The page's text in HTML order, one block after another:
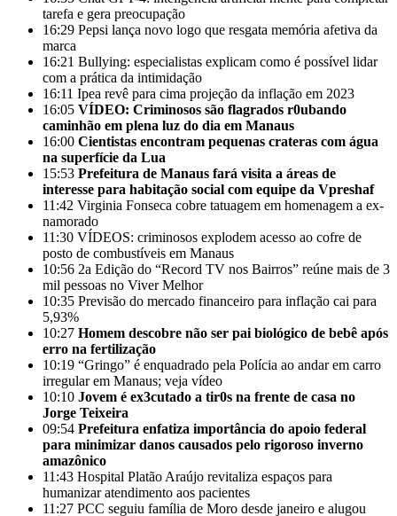
tarefa e gera preocupação
16:29 Pepsi lança novo logo que resgata memória afetiva da
marca
16:21 Bullying: especialistas explicam como é possível lidar
com a prática da intimidação
16:11 Ipea revê para cima projeção da inflação em 2023
16:05 VÍDEO: Criminosos são flagrados r0ubando
caminhão em plena luz do dia em Manaus
16:00 Cientistas encontram pequenas crateras com água
na superfície da Lua
15:53 Prefeitura de Manaus fará visita a áreas de
interesse para habitação social com equipe da Vpreshaf
11:42 Virginia Fonseca cobre tatuagem em homenagem a ex-
namorado
11:30 VÍDEOS: criminosos explodem acesso ao cofre de
posto de combustíveis em Manaus
10:56 2a Edição do “Record TV nos Bairros” reúne mais de 3
mil pessoas no Viver Melhor
10:35 Previsão do mercado financeiro para inflação cai para
5,93%
10:27 Homem descobre não ser pai biológico de bebê após
erro na fertilização
10:19 “Gringo” é enquadrado pela Polícia ao andar em carro
irregular em Manaus; veja vídeo
10:10 Jovem é ex3cutado a tir0s na frente de casa no
Jorge Teixeira
09:54 Prefeitura enfatiza importância do apoio federal
para minimizar danos causados pelo rigoroso inverno
amazônico
11:43 Hospital Platão Araújo revitaliza espaços para
humanizar atendimento aos pacientes
11:27 PCC seguiu família de Moro desde janeiro e alugou